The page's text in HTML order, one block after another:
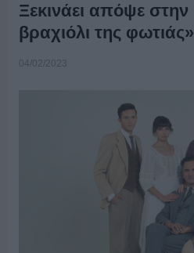
Ξεκινάει απόψε
βραχιόλι της φωτιάς»
04/02/2023